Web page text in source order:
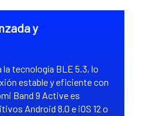
y
tecnología BLE 5.3, lo
estable y eficiente con
Band 9 Active es
Android 8.0 e iOS 12 o